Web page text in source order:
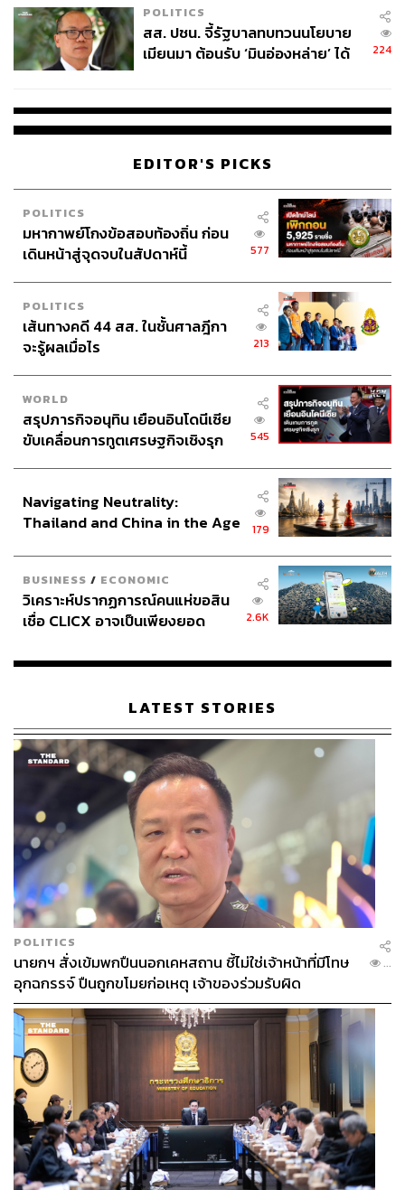
TAGS: ซีอีโออิตาเลียนไทยล่าสัตว์ป่าทุ่งใหญ่นเรศวร
ใบอนุญาตครอบครองงาช้าง
งาช้างแอฟริกา
กระทรวงทรัพยากรธรรมชาติและสิ่งแวดล้อม
อาชญากรรมทางเทคโนโลยี
ครอบครองอาวุธปืนผิดกฎหมาย
การพยายามติดสินบนเจ้าหน้าที่
บมจ.อิตาเลียนไทย ดีเวล๊อปเมนต์ จำกัด (มหาชน)
ปัญญา ปิ่นสุข
เปรมชัย กรรณสูต
การล่าสัตว์ป่าทุ่งใหญ่นเรศวรด้านตะวันตก
56
ABOUT THE AUTHOR
พลวุฒิ สงสกุล
Content creator การเมือง ประจำสำนักข่าว
THE STANDARD
ABOUT THE PHOTOGRAPHER
ชาติกล้า สำเนียงแจ่ม
ช่างภาพข่าว ประจำสำนักข่าว THE
POLITICS
สส. ปชน. จี้รัฐบาลทบทวนนโยบาย
เมียนมา ต้อนรับ ‘มินอ่องหล่าย’ ได้
224
EDITOR'S PICKS
POLITICS
มหากาพย์โกงข้อสอบท้องถิ่น ก่อน
เดินหน้าสู่จุดจบในสัปดาห์นี้
577
POLITICS
เส้นทางคดี 44 สส. ในชั้นศาลฎีกา
จะรู้ผลเมื่อไร
213
WORLD
สรุปภารกิจอนุทิน เยือนอินโดนีเซีย
ขับเคลื่อนการทูตเศรษฐกิจเชิงรุก
545
Navigating Neutrality:
Thailand and China in the Age
179
BUSINESS / ECONOMIC
วิเคราะห์ปรากฏการณ์คนแห่ขอสิน
เชื่อ CLICX อาจเป็นเพียงยอด
เรือนไทยที่ถูกซุกไว้
2.6K
LATEST STORIES
POLITICS
นายกฯ สั่งเข้มพกปืนนอกเคหสถาน ชี้ไม่ใช่เจ้าหน้าที่มีโทษ
อุกฉกรรจ์ ปืนถูกขโมยก่อเหตุ เจ้าของร่วมรับผิด
...